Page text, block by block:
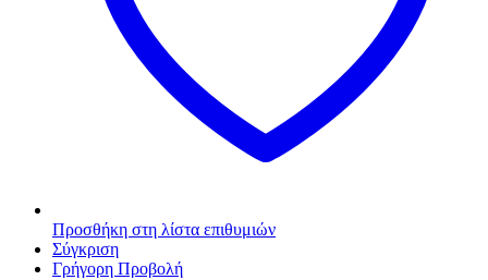
Προσθήκη στη λίστα επιθυμιών
Σύγκριση
Γρήγορη Προβολή